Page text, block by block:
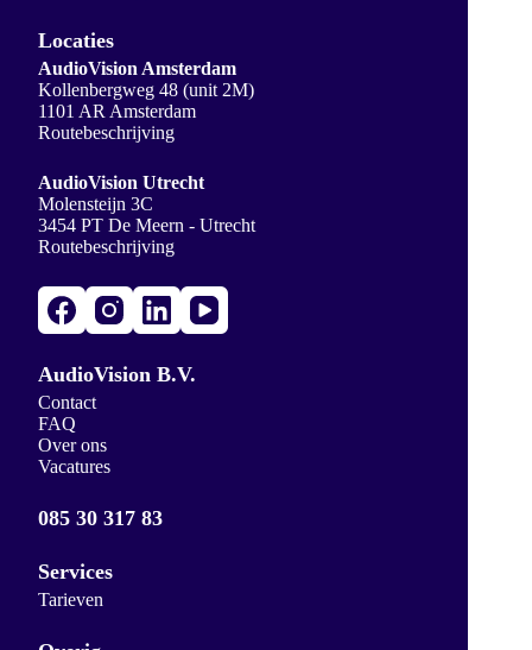
Locaties
AudioVision Amsterdam
Kollenbergweg 48 (unit 2M)
1101 AR Amsterdam
Routebeschrijving
AudioVision Utrecht
Molensteijn 3C
3454 PT De Meern - Utrecht
Routebeschrijving
AudioVision B.V.
Contact
FAQ
Over ons
Vacatures
085 30 317 83
Services
Tarieven